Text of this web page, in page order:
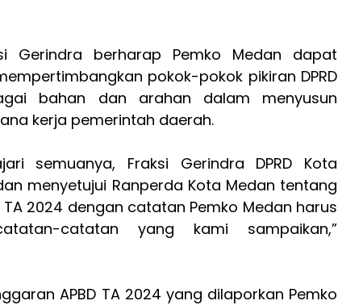
Gerindra berharap Pemko Medan dapat
pokok-pokok pikiran DPRD
bahan dan arahan dalam menyusun
kerja pemerintah daerah.
semuanya, Fraksi Gerindra DPRD Kota
menyetujui Ranperda Kota Medan tentang
TA 2024 dengan catatan Pemko Medan harus
catatan yang kami sampaikan,”
APBD TA 2024 yang dilaporkan Pemko